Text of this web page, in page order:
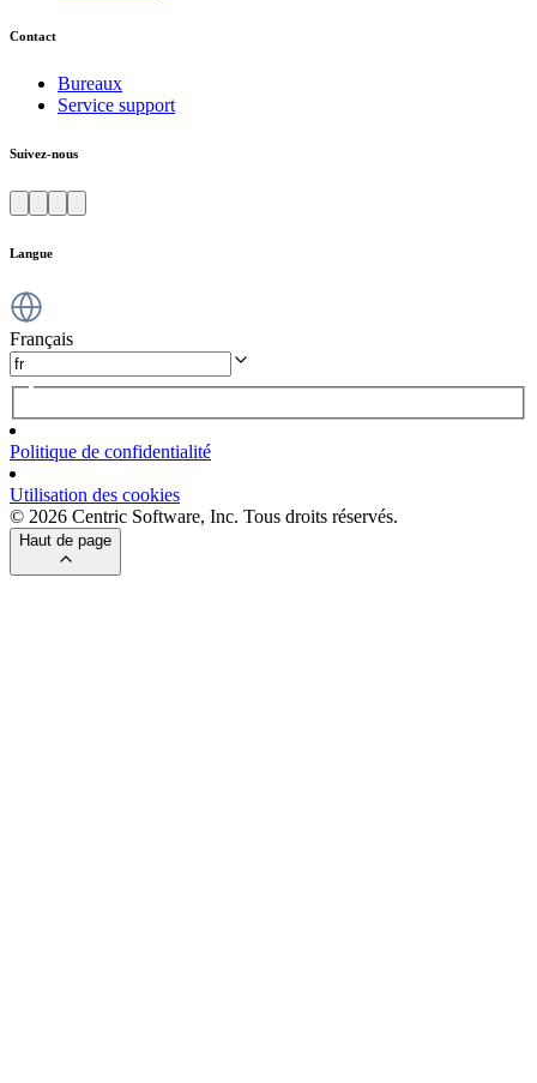
Contact
Bureaux
Service support
Suivez-nous
Langue
Français
Politique de confidentialité
Utilisation des cookies
© 2026 Centric Software, Inc. Tous droits réservés.
Haut de page